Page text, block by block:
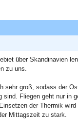
über Skandinavien
zu uns.
sehr groß, sodass der
sind. Fliegen geht nur in
der Thermik wird
Mittagszeit zu stark.